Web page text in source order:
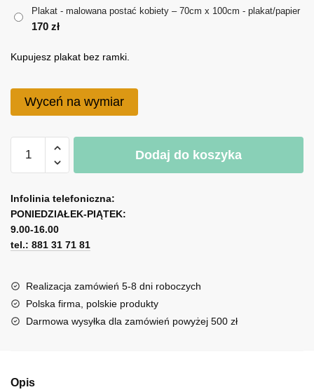
Plakat - malowana postać kobiety – 70cm x 100cm - plakat/papier
170 zł
Kupujesz plakat bez ramki.
Wyceń na wymiar
Plakat
malowana
postać
kobiety
Dodaj do koszyka
l
t
e
r
a
t
i
Infolinia telefoniczna:
PONIEDZIAŁEK-PIĄTEK:
9.00-16.00
tel.: 881 31 71 81
Realizacja zamówień 5-8 dni roboczych
Polska firma, polskie produkty
Darmowa wysyłka dla zamówień powyżej 500 zł
Opis